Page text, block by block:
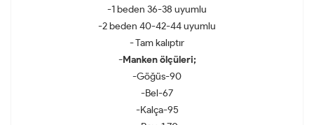
-1 beden 36-38 uyumlu
-2 beden 40-42-44 uyumlu
- Tam kalıptır
-Manken ölçüleri;
-Göğüs-90
-Bel-67
-Kalça-95